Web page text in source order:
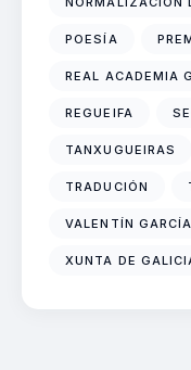
POESÍA
REAL ACADEMIA
REGUEIFA
TANXUGUEIRAS
TRADUCIÓN
VALENTÍN GARCÍA
XUNTA DE